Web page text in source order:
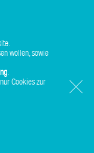
wollen, sowie
.
Cookies zur